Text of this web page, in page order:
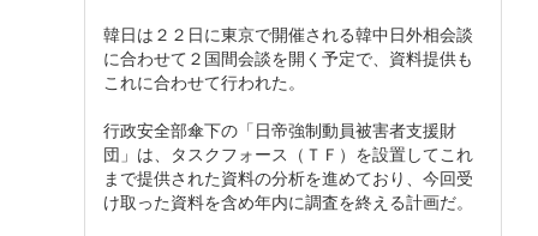
韓日は２２日に東京で開催される韓中日外相会談
に合わせて２国間会談を開く予定で、資料提供も
これに合わせて行われた。
行政安全部傘下の「日帝強制動員被害者支援財
団」は、タスクフォース（ＴＦ）を設置してこれ
まで提供された資料の分析を進めており、今回受
け取った資料を含め年内に調査を終える計画だ。